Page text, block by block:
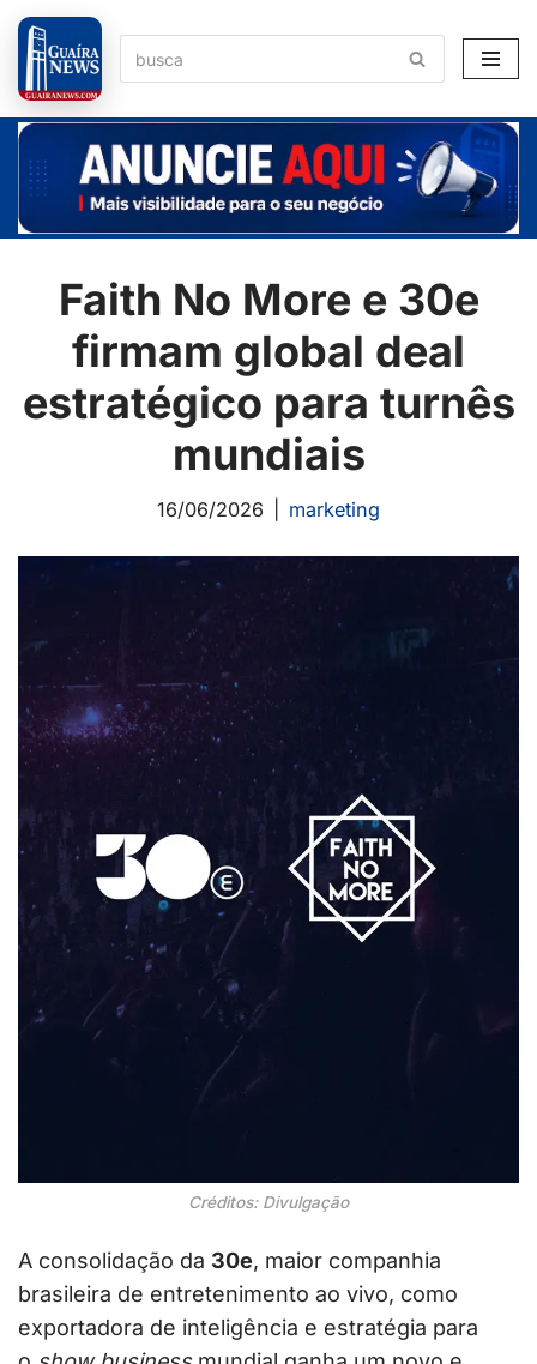
Pular
para
o
conteúdo
Faith No More e 30e
firmam global deal
estratégico para turnês
mundiais
16/06/2026 marketing
Créditos: Divulgação
A consolidação da 30e, maior companhia
brasileira de entretenimento ao vivo, como
exportadora de inteligência e estratégia para